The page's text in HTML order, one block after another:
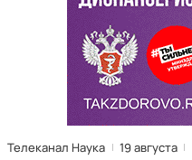
Телеканал Наука 19 августа